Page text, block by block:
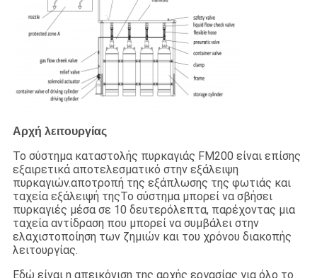
Αρχή λειτουργίας
Το σύστημα καταστολής πυρκαγιάς FM200 είναι επίσης
εξαιρετικά αποτελεσματικό στην εξάλειψη
πυρκαγιών.αποτροπή της εξάπλωσης της φωτιάς και
ταχεία εξάλειψή τηςΤο σύστημα μπορεί να σβήσει
πυρκαγιές μέσα σε 10 δευτερόλεπτα, παρέχοντας μια
ταχεία αντίδραση που μπορεί να συμβάλει στην
ελαχιστοποίηση των ζημιών και του χρόνου διακοπής
λειτουργίας.
Εδώ είναι η απεικόνιση της αρχής εργασίας για όλο το